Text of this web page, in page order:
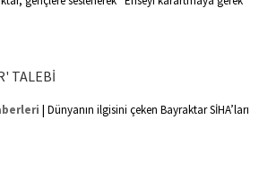
TALEBİ
| Dünyanın ilgisini çeken Bayraktar SİHA’ları